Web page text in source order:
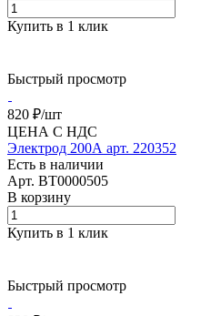
Купить в 1 клик
Быстрый просмотр
820 ₽/шт
ЦЕНА С НДС
Электрод 200А арт. 220352
Есть в наличии
Арт. BT0000505
В корзину
Купить в 1 клик
Быстрый просмотр